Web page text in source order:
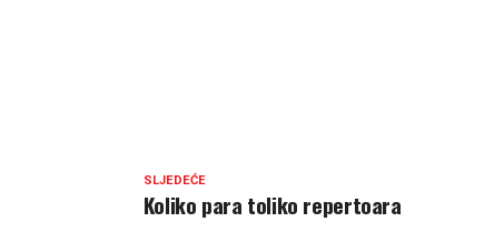
SLJEDEĆE
Koliko para toliko repertoara